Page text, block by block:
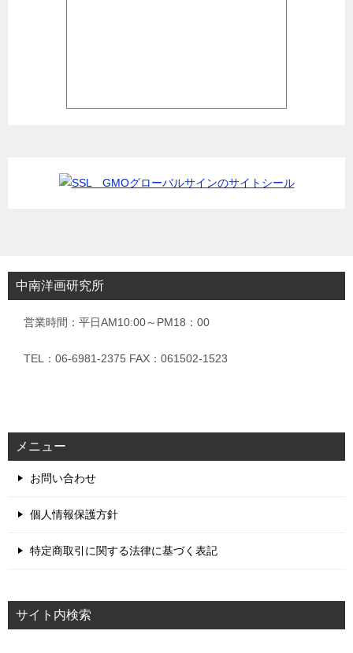
中南洋画研究所
営業時間：平日AM10:00～PM18：00
TEL：06-6981-2375 FAX：061502-1523
メニュー
お問い合わせ
個人情報保護方針
特定商取引に関する法律に基づく表記
サイト内検索